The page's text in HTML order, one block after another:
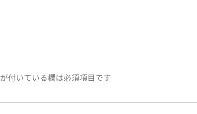
が付いている欄は必須項目です